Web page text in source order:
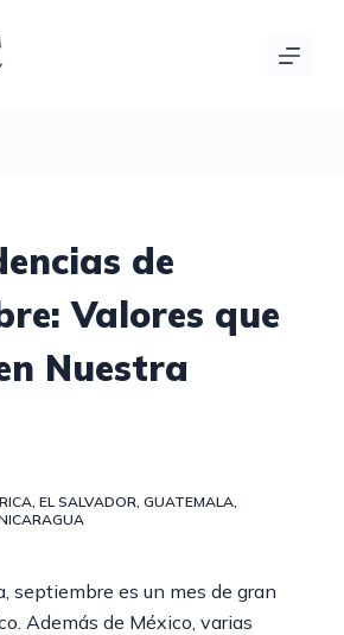
de
Valores que
Nuestra
EL SALVADOR GUATEMALA
septiembre es un mes de gran
Además de México, varias